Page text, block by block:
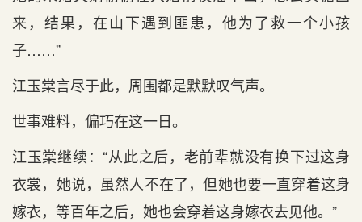
来，结果，在山下遇到匪患，他为了救一个小孩
子……”
江玉棠言尽于此，周围都是默默叹气声。
世事难料，偏巧在这一日。
江玉棠继续：“从此之后，老前辈就没有换下过这身
衣裳，她说，虽然人不在了，但她也要一直穿着这身
嫁衣，等百年之后，她也会穿着这身嫁衣去见他。”